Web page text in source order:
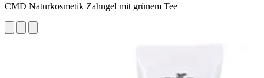
CMD Naturkosmetik Zahngel mit grünem Tee